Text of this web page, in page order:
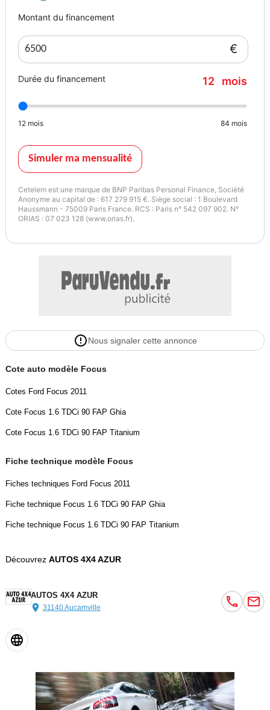
Montant du financement
€
Durée du financement 12 mois
12 mois 84 mois
Simuler ma mensualité
Cetelem est une marque de BNP Paribas Personal Finance, Société
Anonyme au capital de : 617 279 915 €. Siège social : 1 Boulevard
Haussmann - 75009 Paris France. RCS : Paris n° 542 097 902. N°
ORIAS : 07 023 128 (www.orias.fr).
Nous signaler cette annonce
Cote auto modèle Focus
Cotes Ford Focus 2011
Cote Focus 1.6 TDCi 90 FAP Ghia
Cote Focus 1.6 TDCi 90 FAP Titanium
Fiche technique modèle Focus
Fiches techniques Ford Focus 2011
Fiche technique Focus 1.6 TDCi 90 FAP Ghia
Fiche technique Focus 1.6 TDCi 90 FAP Titanium
Découvrez AUTOS 4X4 AZUR
AUTOS 4X4 AZUR
31140 Aucamville